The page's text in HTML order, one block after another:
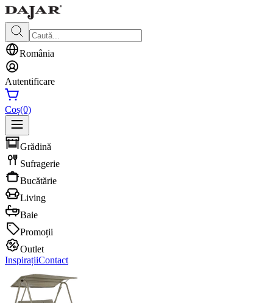
România
Autentificare
Coș(0)
Grădină
Sufragerie
Bucătărie
Living
Baie
Promoții
Outlet
InspirațiiContact